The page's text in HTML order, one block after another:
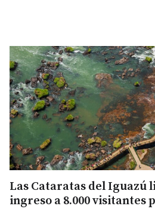
Las Cataratas del Iguazú
ingreso a 8.000 visitantes